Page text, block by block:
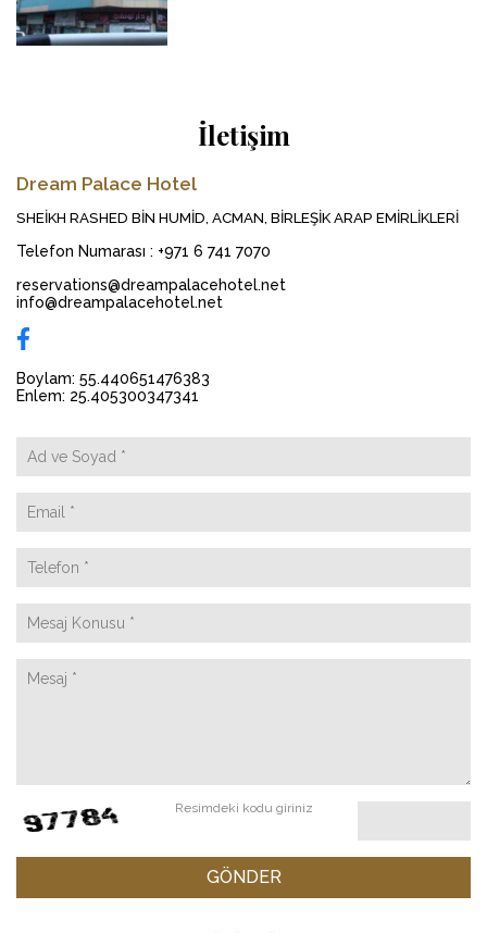
İletişim
Dream Palace Hotel
SHEIKH RASHED BIN HUMID, ACMAN, BIRLEŞIK ARAP EMIRLIKLERI
Telefon Numarası : +971 6 741 7070
reservations@dreampalacehotel.net
info@dreampalacehotel.net
Boylam: 55.440651476383
Enlem: 25.405300347341
Resimdeki kodu giriniz